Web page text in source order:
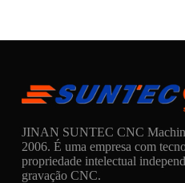
JINAN SUNTEC CNC
2006. É uma empresa com
propriedade intelectual
gravação CNC.